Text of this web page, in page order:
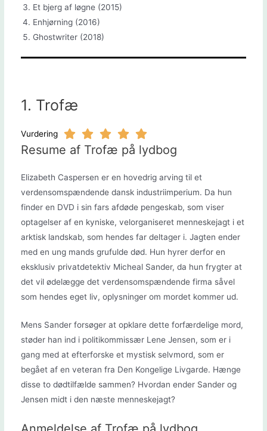
Et bjerg af løgne (2015)
Enhjørning (2016)
Ghostwriter (2018)
1. Trofæ
Vurdering
Resume af Trofæ på lydbog
Elizabeth Caspersen er en hovedrig arving til et
verdensomspændende dansk industriimperium. Da hun
finder en DVD i sin fars afdøde pengeskab, som viser
optagelser af en kyniske, velorganiseret menneskejagt i et
arktisk landskab, som hendes far deltager i. Jagten ender
med en ung mands grufulde død. Hun hyrer derfor en
eksklusiv privatdetektiv Micheal Sander, da hun frygter at
det vil ødelægge det verdensomspændende firma såvel
som hendes eget liv, oplysninger om mordet kommer ud.
Mens Sander forsøger at opklare dette forfærdelige mord,
støder han ind i politikommissær Lene Jensen, som er i
gang med at efterforske et mystisk selvmord, som er
begået af en veteran fra Den Kongelige Livgarde. Hænge
disse to dødtilfælde sammen? Hvordan ender Sander og
Jensen midt i den næste menneskejagt?